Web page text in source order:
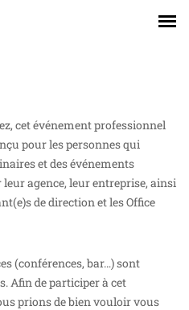
cet événement professionnel
pour les personnes qui
et des événements
agence, leur entreprise, ainsi
de direction et les Office
(conférences, bar…) sont
Afin de participer à cet
prions de bien vouloir vous